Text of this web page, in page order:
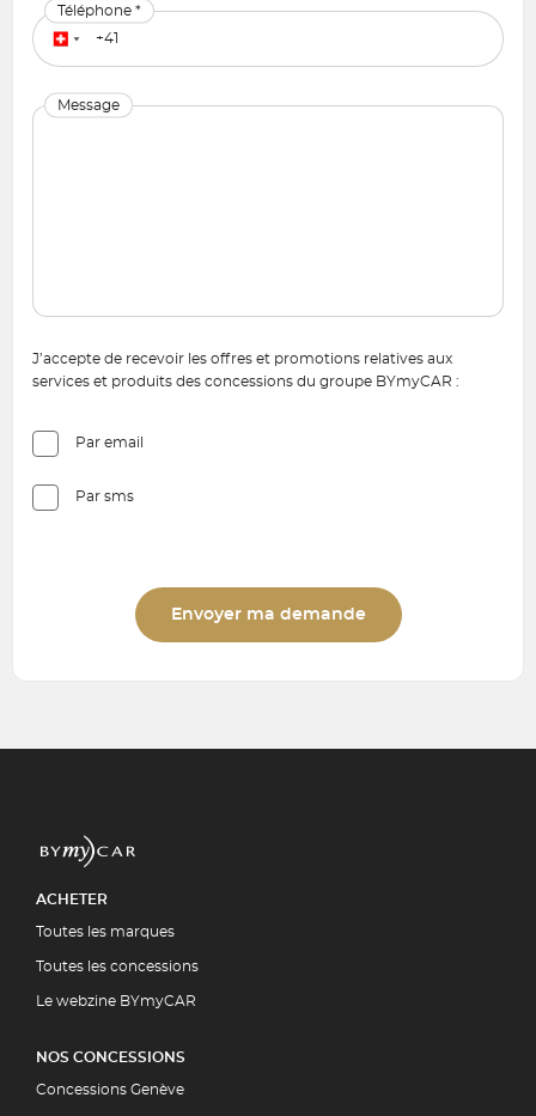
Téléphone *
Message
J’accepte de recevoir les offres et promotions relatives aux
services et produits des concessions du groupe BYmyCAR :
Par email
Par sms
Envoyer ma demande
ACHETER
Toutes les marques
Toutes les concessions
Le webzine BYmyCAR
NOS CONCESSIONS
Concessions Genève